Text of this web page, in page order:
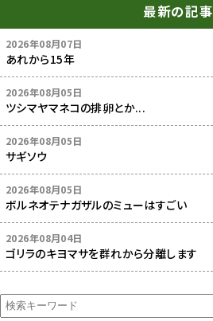
最新の記事
2026年08月07日
あれから15年
2026年08月05日
ツシマヤマネコの排卵とか...
2026年08月05日
サギソウ
2026年08月05日
ボルネオテナガザルのミューはすごい
2026年08月04日
ゴリラのキヨマサを群れから分離します